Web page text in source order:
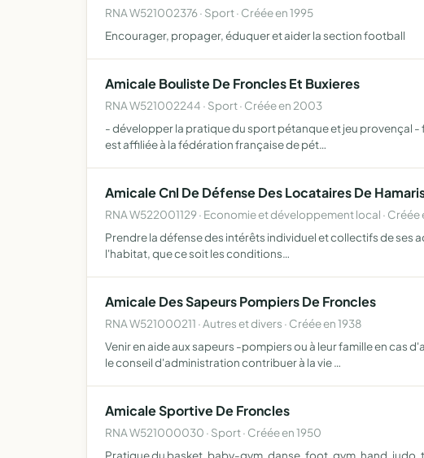
RNA W521002376 · Sport · Créée en 1995
Encourager, propager, éduquer et aider la section football
Amicale Bouliste De Froncles Et Buxieres
RNA W521002244 · Sport · Créée en 2003
- développer la pratique du sport pétanque et jeu provençal
est affiliée à la fédération française de pét…
Amicale Cnl De Défense Des Locataires De
RNA W522001129 · Economie et développement local · Créée
Prendre la défense des intérêts individuel et collectifs de ses
l'habitat, que ce soit les conditions…
Amicale Des Sapeurs Pompiers De Froncles
RNA W521000211 · Autres et divers · Créée en 1938
Venir en aide aux sapeurs -pompiers ou à leur famille en cas
le conseil d'administration contribuer à la vie …
Amicale Sportive De Froncles
RNA W521000030 · Sport · Créée en 1950
Pratique du basket, baby-gym, danse, foot, gym, hand, judo,